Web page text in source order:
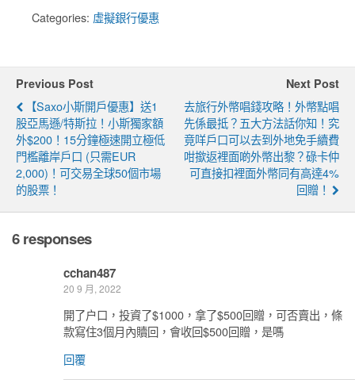
Categories: 虛擬銀行優惠
Previous Post
【Saxo小斯開戶優惠】送1
股亞馬遜/特斯拉！小斯獨家額
外$200！15分鐘極速開立極低
門檻離岸戶口 (只需EUR
2,000)！可交易全球50個市場
的股票！
Next Post
去旅行外幣唱錢攻略！外幣點唱
先係最抵？五大方法話你知！究
竟咩戶口可以去到外地免手續費
咁撳返裡面啲外幣出黎？碌卡仲
可直接扣裡面外幣同有高達4%
回贈！
6 responses
cchan487
20 9 月, 2022
開了户口，投資了$1000，拿了$500回贈，可否賣出，條
款寫住3個月內贖回，會收回$500回贈，是嗎
回覆